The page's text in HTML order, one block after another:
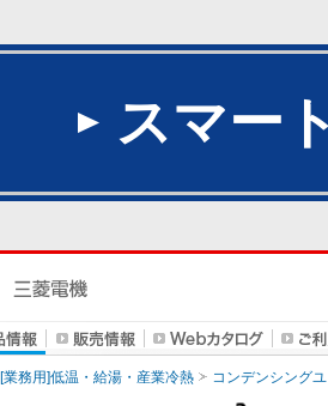
スマー
[業務用]低温・給湯・産業冷熱 コンデンシング